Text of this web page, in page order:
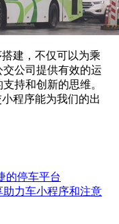
建，不仅可以为乘
公司提供有效的运
持和创新的思维。
程序能为我们的出
的停车平台
力车小程序和注意